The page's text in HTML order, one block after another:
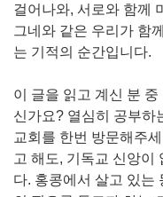
걸어나와, 서로와 함께
그네와 같은 우리가 함
는 기적의 순간입니다.
이 글을 읽고 계신 분
신가요? 열심히 공부하
교회를 한번 방문해주
고 해도, 기독교 신앙이
다. 홍콩에서 살고 있는